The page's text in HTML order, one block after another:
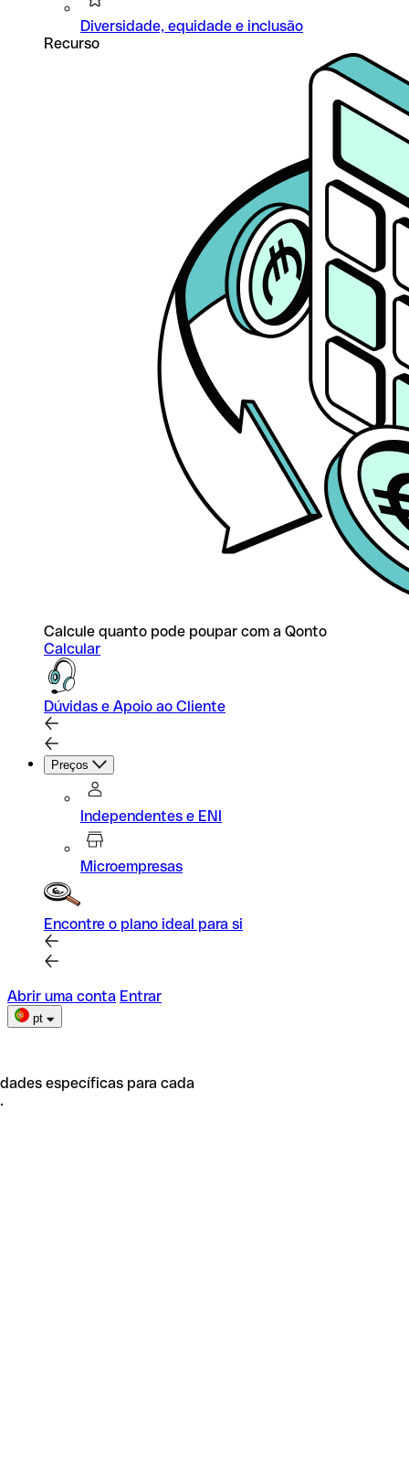
Diversidade, equidade e inclusão
Recurso
Calcule quanto pode poupar com a Qonto
Calcular
Dúvidas e Apoio ao Cliente
Preços
Independentes e ENI
Microempresas
Encontre o plano ideal para si
Abrir uma conta Entrar
pt
específicas para cada